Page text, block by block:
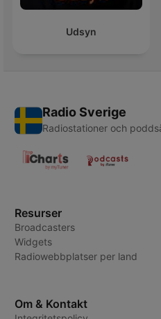
Udsyn
Radio Sverige
Radiostationer och
Resurser
Broadcasters
Widgets
Radiowebbplatser per land
Om & Kontakt